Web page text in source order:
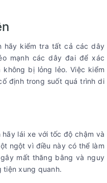
hãy kiểm tra tất cả các dây
mạnh các dây đai để xác
bị lỏng lẻo. Việc kiểm
định trong suốt quá trình di
lái xe với tốc độ chậm và
ngột vì điều này có thể làm
mất thăng bằng và nguy
tiện xung quanh.